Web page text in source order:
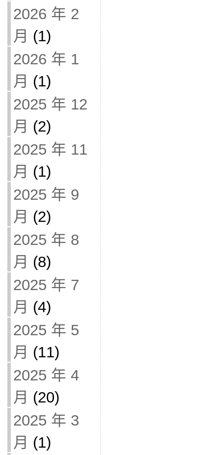
2026 年 2
月 (1)
2026 年 1
月 (1)
2025 年 12
月 (2)
2025 年 11
月 (1)
2025 年 9
月 (2)
2025 年 8
月 (8)
2025 年 7
月 (4)
2025 年 5
月 (11)
2025 年 4
月 (20)
2025 年 3
月 (1)